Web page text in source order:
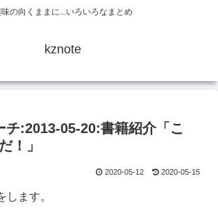
の向くままに...いろいろなまとめ
kznote
チ:2013-05-20:書籍紹介「こ
！」
2020-05-12 2020-05-15
します。